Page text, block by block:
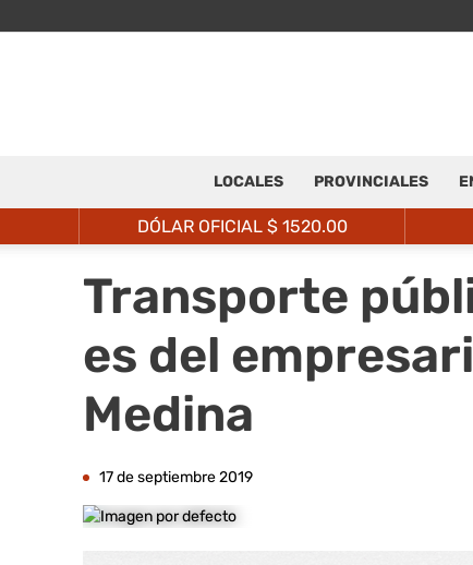
LOCALES PROVINCIALES
DÓLAR OFICIAL $ 1520.00
Transporte
es del
Medina
17 de septiembre 2019